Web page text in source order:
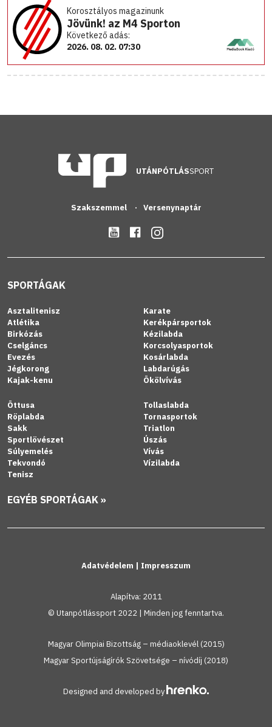
Korosztályos magazinunk
Jövünk! az M4 Sporton
Következő adás:
2026. 08. 02. 07:30
UTÁNPÓTLÁSSPORT
Szakszemmel Versenynaptár
SPORTÁGAK
Asztalitenisz
Atlétika
Birkózás
Cselgáncs
Evezés
Jégkorong
Kajak-kenu
Karate
Kerékpársportok
Kézilabda
Korcsolyasportok
Kosárlabda
Labdarúgás
Ökölvívás
Öttusa
Röplabda
Sakk
Sportlövészet
Súlyemelés
Tekvondó
Tenisz
Tollaslabda
Tornasportok
Triatlon
Úszás
Vívás
Vízilabda
EGYÉB SPORTÁGAK »
Adatvédelem | Impresszum
Alapítva: 2011
© Utanpótlássport 2022 | Minden jog fenntartva.
Magyar Olimpiai Bizottság – médiaoklevél (2015)
Magyar Sportújságírók Szövetsége – nívódíj (2018)
Designed and developed by